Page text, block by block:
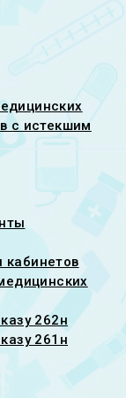
с истекшим
262н
261н